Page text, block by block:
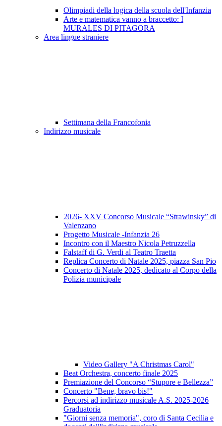
Olimpiadi della logica della scuola dell'Infanzia
Arte e matematica vanno a braccetto: I
MURALES DI PITAGORA
Area lingue straniere
Settimana della Francofonia
Indirizzo musicale
2026- XXV Concorso Musicale “Strawinsky” di
Valenzano
Progetto Musicale -Infanzia 26
Incontro con il Maestro Nicola Petruzzella
Falstaff di G. Verdi al Teatro Traetta
Replica Concerto di Natale 2025, piazza San Pio
Concerto di Natale 2025, dedicato al Corpo della
Polizia municipale
Video Gallery "A Christmas Carol"
Beat Orchestra, concerto finale 2025
Premiazione del Concorso “Stupore e Bellezza”
Concerto "Bene, bravo bis!"
Percorsi ad indirizzo musicale A.S. 2025-2026
Graduatoria
"Giorni senza memoria", coro di Santa Cecilia e